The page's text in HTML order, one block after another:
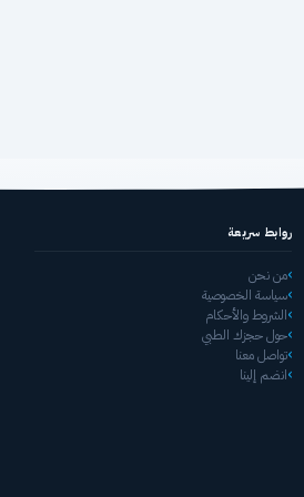
روابط سريعة
من نحن
سياسة الخصوصية
الشروط والأحكام
حول حجزك الطبي
تواصل معنا
انضم إلينا